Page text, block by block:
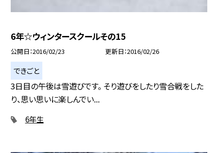
6年☆ウィンタースクールその15
公開日 2016/02/23 更新日 2016/02/26
できごと
3日目の午後は雪遊びです。 そり遊びをしたり雪合戦をした
り、思い思いに楽しんでい...
6年生